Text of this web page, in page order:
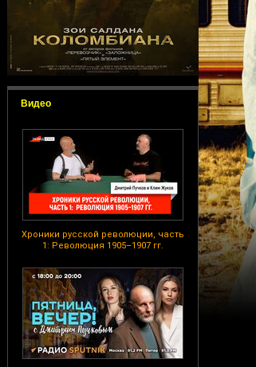
Видео
Хроники русской революции, часть
1: Революция 1905–1907 гг.